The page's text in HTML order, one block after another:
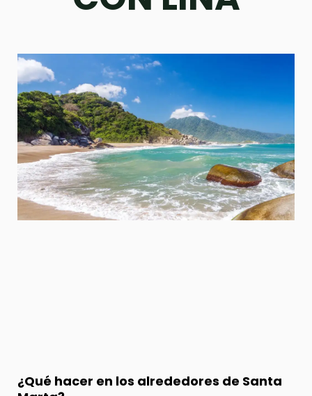
¿Qué hacer en los alrededores de Santa